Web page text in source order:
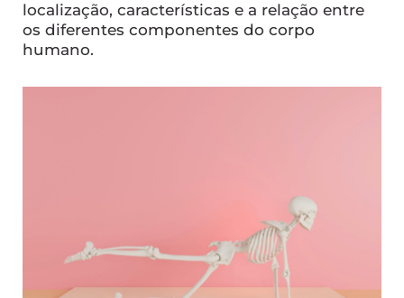
localização, características e a relação entre
os diferentes componentes do corpo
humano.